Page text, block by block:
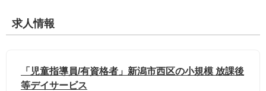
求人情報
「児童指導員/有資格者」新潟市西区の小規模 放課後
等デイサービス